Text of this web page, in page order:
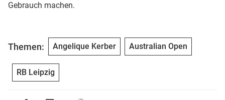
Gebrauch machen.
Themen: Angelique Kerber Australian Open
RB Leipzig